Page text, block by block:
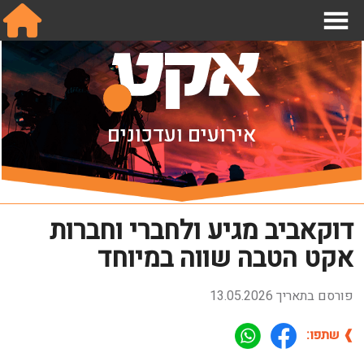
אודות
מחלקות
תנאי עבודה בהפקות
שכר והסכמים
מידע לחבר.ה
הצטרפו אלינו
צור קשר
English
אירועים ועדכונים
דוקאביב מגיע ולחברי וחברות
אקט הטבה שווה במיוחד
פורסם בתאריך 13.05.2026
❱ שתפו: